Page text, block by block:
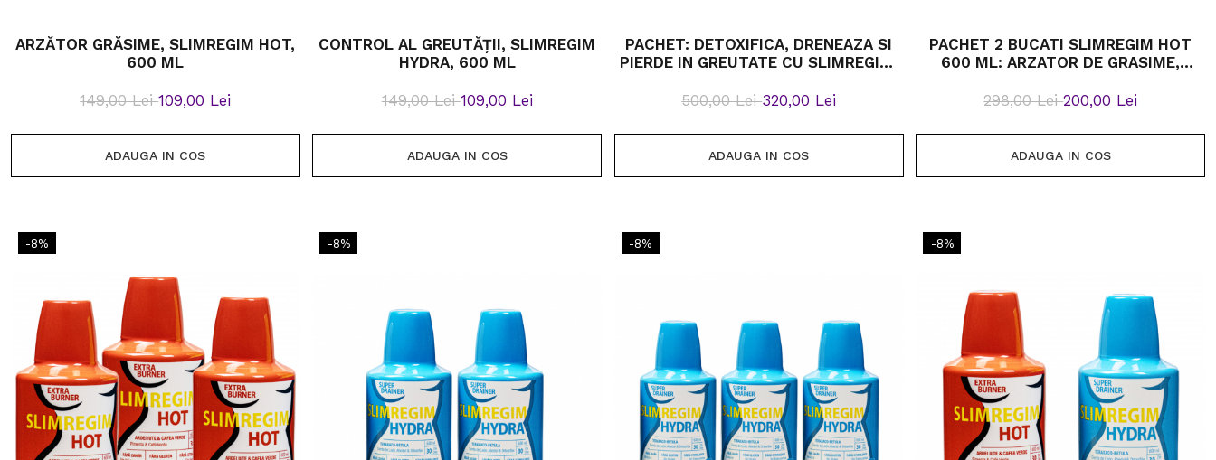
ARZĂTOR GRĂSIME, SLIMREGIM HOT,
600 ML
149,00 Lei109,00 Lei
ADAUGA IN COS
CONTROL AL GREUTĂȚII, SLIMREGIM
HYDRA, 600 ML
149,00 Lei109,00 Lei
ADAUGA IN COS
PACHET: DETOXIFICA, DRENEAZA SI
PIERDE IN GREUTATE CU SLIMREGIM,
500,00 Lei320,00 Lei
ADAUGA IN COS
PACHET 2 BUCATI SLIMREGIM HOT
600 ML: ARZATOR DE GRASIME,
IUTE SI CAFEA VERDE
298,00 Lei200,00 Lei
ADAUGA IN COS
-8% -8% -8% -8%